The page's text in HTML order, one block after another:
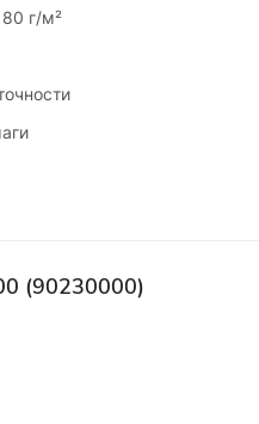
г/м²
(90230000)